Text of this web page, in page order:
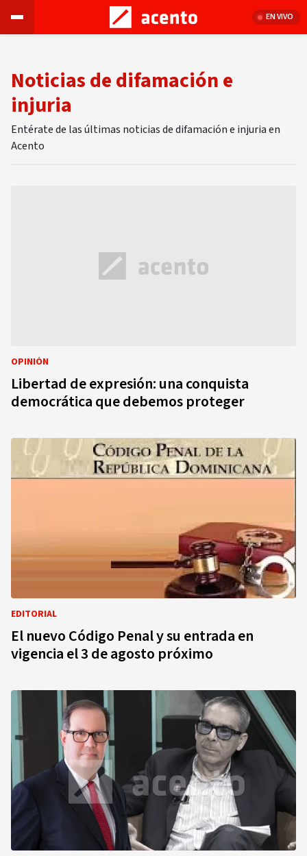
EN VIVO
Noticias de difamación e
injuria
Entérate de las últimas noticias de difamación e injuria en
Acento
OPINIÓN
Libertad de expresión: una conquista
democrática que debemos proteger
EDITORIAL
El nuevo Código Penal y su entrada en
vigencia el 3 de agosto próximo